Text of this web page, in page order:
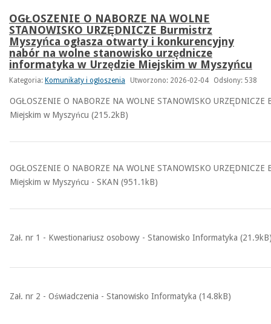
OGŁOSZENIE O NABORZE NA WOLNE
STANOWISKO URZĘDNICZE Burmistrz
Myszyńca ogłasza otwarty i konkurencyjny
nabór na wolne stanowisko urzędnicze
informatyka w Urzędzie Miejskim w Myszyńcu
Kategoria: Komunikaty i ogłoszenia Utworzono: 2026-02-04 Odsłony: 538
OGŁOSZENIE O NABORZE NA WOLNE STANOWISKO
Miejskim w Myszyńcu (215.2kB)
OGŁOSZENIE O NABORZE NA WOLNE STANOWISKO
Miejskim w Myszyńcu - SKAN (951.1kB)
Zał. nr 1 - Kwestionariusz osobowy - Stanowisko Informatyka
Zał. nr 2 - Oświadczenia - Stanowisko Informatyka (14.8kB)